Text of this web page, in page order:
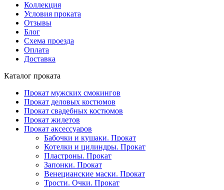
Коллекция
Условия проката
Отзывы
Блог
Схема проезда
Оплата
Доставка
Каталог проката
Прокат мужских смокингов
Прокат деловых костюмов
Прокат свадебных костюмов
Прокат жилетов
Прокат аксессуаров
Бабочки и кушаки. Прокат
Котелки и цилиндры. Прокат
Пластроны. Прокат
Запонки. Прокат
Венецианские маски. Прокат
Трости. Очки. Прокат